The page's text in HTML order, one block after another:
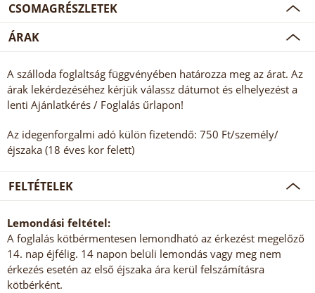
CSOMAGRÉSZLETEK
ÁRAK
A szálloda foglaltság függvényében határozza meg az árat. Az
árak lekérdezéséhez kérjük válassz dátumot és elhelyezést a
lenti Ajánlatkérés / Foglalás űrlapon!
Az idegenforgalmi adó külön fizetendő: 750 Ft/személy/
éjszaka (18 éves kor felett)
FELTÉTELEK
Lemondási feltétel:
A foglalás kötbérmentesen lemondható az érkezést megelőző
14. nap éjfélig. 14 napon belüli lemondás vagy meg nem
érkezés esetén az első éjszaka ára kerül felszámításra
kötbérként.